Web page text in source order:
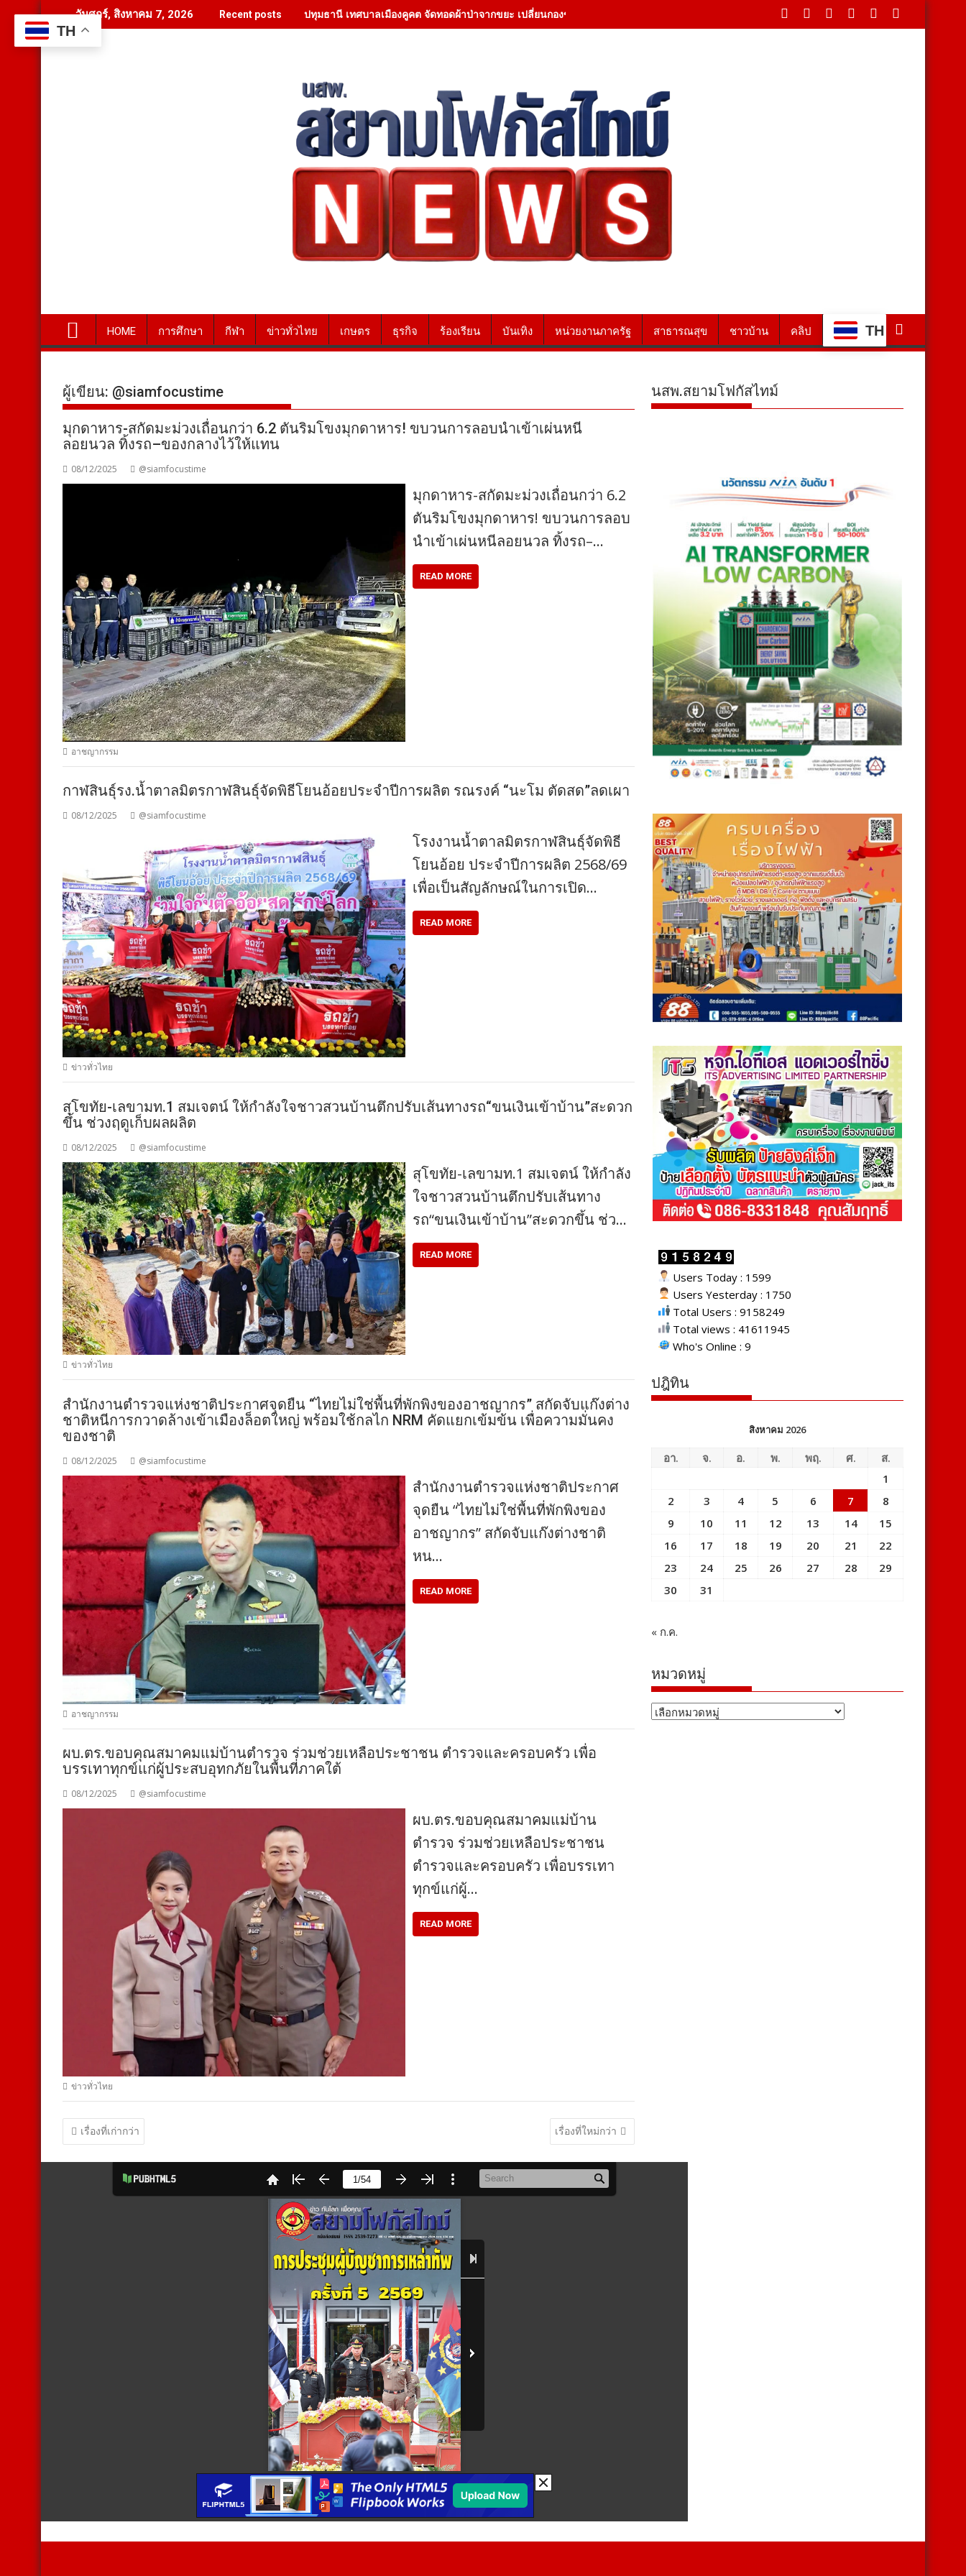
to
content
วันศุกร์, สิงหาคม 7, 2026 Recent posts ปทุมธานี เทศบาลเมืองคูคต จัดทอดผ้าป่าจากขยะ เปลี่ยนกองขยะเป็นกองบุญ
HOME การศึกษา กีฬา ข่าวทั่วไทย เกษตร ธุรกิจ ร้องเรียน บันเทิง หน่วยงานภาครัฐ สาธารณสุข ชาวบ้าน คลิป TH
ผู้เขียน: @siamfocustime
มุกดาหาร-สกัดมะม่วงเถื่อนกว่า 6.2 ตันริมโขงมุกดาหาร! ขบวนการลอบนำเข้าเผ่นหนี
ลอยนวล ทิ้งรถ–ของกลางไว้ให้แทน
08/12/2025 @siamfocustime
มุกดาหาร-สกัดมะม่วงเถื่อนกว่า 6.2
ตันริมโขงมุกดาหาร! ขบวนการลอบ
นำเข้าเผ่นหนีลอยนวล ทิ้งรถ–…
READ MORE
อาชญากรรม
กาฬสินธุ์รง.น้ำตาลมิตรกาฬสินธุ์จัดพิธีโยนอ้อยประจำปีการผลิต รณรงค์ “นะโม ตัดสด”ลดเผา
08/12/2025 @siamfocustime
โรงงานน้ำตาลมิตรกาฬสินธุ์จัดพิธี
โยนอ้อย ประจำปีการผลิต 2568/69
เพื่อเป็นสัญลักษณ์ในการเปิด…
READ MORE
ข่าวทั่วไทย
สุโขทัย-เลขามท.1 สมเจตน์ ให้กำลังใจชาวสวนบ้านตึกปรับเส้นทางรถ“ขนเงินเข้าบ้าน”สะดวก
ขึ้น ช่วงฤดูเก็บผลผลิต
08/12/2025 @siamfocustime
สุโขทัย-เลขามท.1 สมเจตน์ ให้กำลัง
ใจชาวสวนบ้านตึกปรับเส้นทาง
รถ“ขนเงินเข้าบ้าน”สะดวกขึ้น ช่ว…
READ MORE
ข่าวทั่วไทย
สำนักงานตำรวจแห่งชาติประกาศจุดยืน “ไทยไม่ใช่พื้นที่พักพิงของอาชญากร” สกัดจับแก๊งต่าง
ชาติหนีการกวาดล้างเข้าเมืองล็อตใหญ่ พร้อมใช้กลไก NRM คัดแยกเข้มข้น เพื่อความมั่นคง
ของชาติ
08/12/2025 @siamfocustime
สำนักงานตำรวจแห่งชาติประกาศ
จุดยืน “ไทยไม่ใช่พื้นที่พักพิงของ
อาชญากร” สกัดจับแก๊งต่างชาติ
หน…
READ MORE
อาชญากรรม
ผบ.ตร.ขอบคุณสมาคมแม่บ้านตำรวจ ร่วมช่วยเหลือประชาชน ตำรวจและครอบครัว เพื่อ
บรรเทาทุกข์แก่ผู้ประสบอุทกภัยในพื้นที่ภาคใต้
08/12/2025 @siamfocustime
ผบ.ตร.ขอบคุณสมาคมแม่บ้าน
ตำรวจ ร่วมช่วยเหลือประชาชน
ตำรวจและครอบครัว เพื่อบรรเทา
ทุกข์แก่ผู้…
READ MORE
ข่าวทั่วไทย
แนะแนว
เรื่อง
เรื่องที่เก่ากว่า เรื่องที่ใหม่กว่า
นสพ.สยามโฟกัสไทม์
Users Today : 1599
Users Yesterday : 1750
Total Users : 9158249
Total views : 41611945
Who's Online : 9
ปฎิทิน
สิงหาคม 2026
อา. จ. อ. พ. พฤ. ศ.
ส.
1
2
3 4 5 6 7
8
9
10 11 12 13 14
15
16
17 18 19 20 21
22
23
24 25 26 27 28
29
30
31
« ก.ค.
หมวดหมู่
หมวด
TH